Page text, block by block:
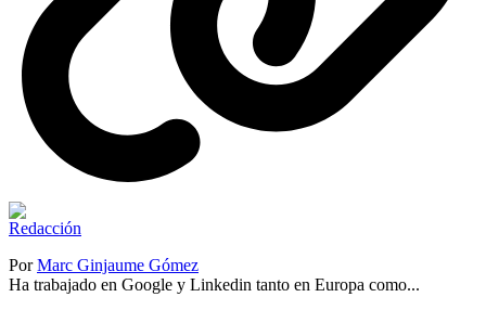
PorMarc Ginjaume Gómez
Ha trabajado en Google y Linkedin tanto en Europa como...